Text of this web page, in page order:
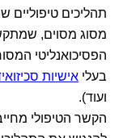
תהליכים טיפוליים
מסוג מסוים,
הפסיכואנליטי
בעלי אישיות
ועוד).
הקשר הטיפולי